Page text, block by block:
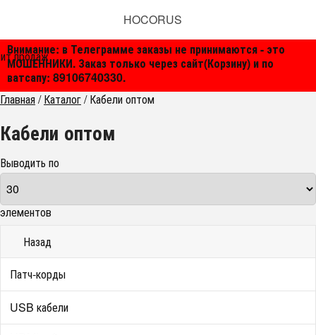
Внимание: в Телеграмме заказы не принимаются - это
МОШЕННИКИ. Заказ только через сайт(Корзину) и по
ватсапу: 89106740330.
HOCORUS
Главная/Каталог/Кабели оптом
Кабели оптом
Выводить по
элементов
Назад
Патч-корды
USB кабели
продаж